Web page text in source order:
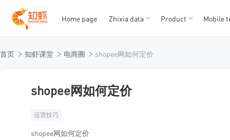
12345
Home page Zhixia data Product Mobile
首页 知虾课堂 电商圈 shopee网如何定价
shopee网如何定价
运营技巧
shopee网如何定价